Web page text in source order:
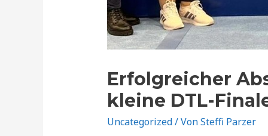
Erfolgreicher
kleine DTL-
Uncategorized/ VonSteffi Parzer